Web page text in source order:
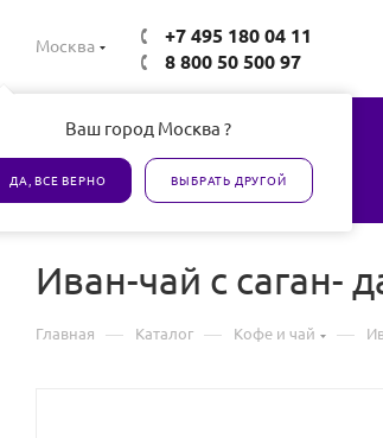
Москва
Ваш город Москва ?
ДА, ВСЕ ВЕРНО ВЫБРАТЬ ДРУГОЙ
+7 495 180 04 11
8 800 50 500 97
Все товары сертифицированы
Иван-чай с саган-
Главная — Каталог — Кофе и чай —